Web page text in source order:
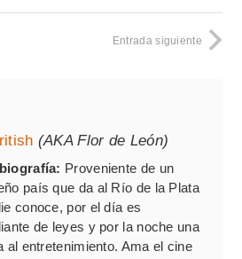
Entrada siguiente
(AKA Flor de León)
Proveniente de un
país que da al Río de la Plata
conoce, por el día es
de leyes y por la noche una
al entretenimiento. Ama el cine